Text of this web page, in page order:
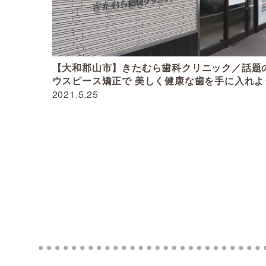
2021.5.25
【大和郡山市】きたむら歯科クリニック／話題
ウスピース矯正で 美しく健康な歯を手に入れ